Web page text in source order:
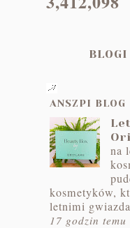
ANSZPI BLOG
na
kosmetyków,
letnimi
17 godzin temu